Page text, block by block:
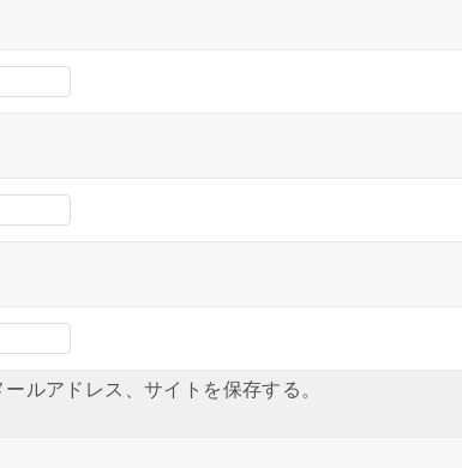
ルアドレス、サイトを保存する。